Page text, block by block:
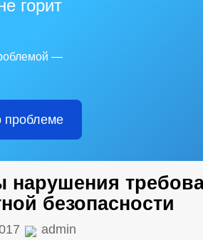
горит
—
проблеме
безопасности
admin